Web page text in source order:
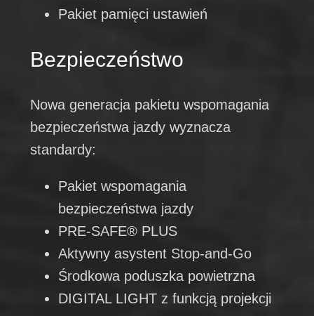
Pakiet pamięci ustawień
Bezpieczeństwo
Nowa generacja pakietu wspomagania
bezpieczeństwa jazdy wyznacza
standardy:
Pakiet wspomagania
bezpieczeństwa jazdy
PRE-SAFE® PLUS
Aktywny asystent Stop-and-Go
Środkowa poduszka powietrzna
DIGITAL LIGHT z funkcją projekcji